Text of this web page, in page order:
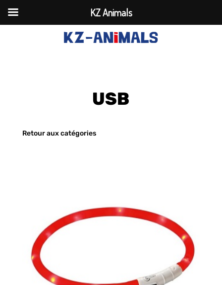
USB
Retour aux catégories
KZ Animals